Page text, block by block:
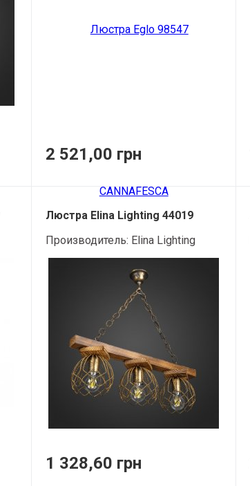
2 521,00 грн
Люстра Elina Lighting 44019
Производитель: Elina Lighting
1 328,60 грн